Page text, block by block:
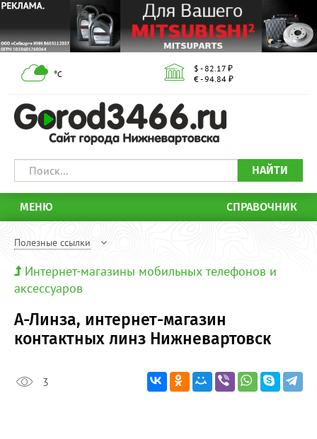
°С
$ - 82.17 ₽
€ - 94.84 ₽
НАЙТИ
МЕНЮ СПРАВОЧНИК
Полезные ссылки
Интернет-магазины мобильных телефонов и
аксессуаров
А-Линза, интернет-магазин
контактных линз Нижневартовск
3